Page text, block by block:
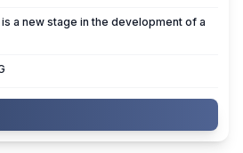
is a new stage in the development of a